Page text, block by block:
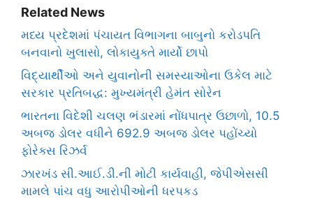
Related News
મધ્ય પ્રદેશમાં પંચાયત વિભાગના બાબુનો કરોડપતિ
બનવાનો ખુલાસો, લોકાયુક્તે માર્યો છાપો
વિદ્યાર્થીઓ અને યુવાનોની સમસ્યાઓના ઉકેલ માટે
સરકાર પ્રતિબદ્ધ: મુખ્યમંત્રી હેમંત સોરેન
ભારતના વિદેશી ચલણ ભંડારમાં નોંધપાત્ર ઉછાળો, 10.5
અબજ ડોલર વધીને 692.9 અબજ ડોલર પહોંચ્યો
ફોરેક્સ રિઝર્વ
ઝારખંડ સી.આઈ.ડી.ની મોટી કાર્યવાહી, જેપીએસસી
મામલે પાંચ વધુ આરોપીઓની ધરપકડ